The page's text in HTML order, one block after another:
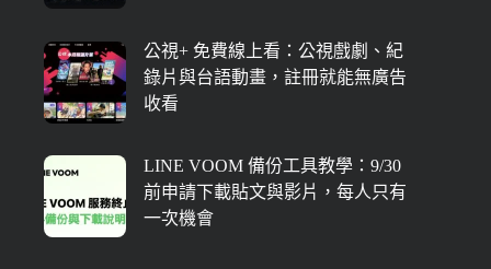
公視+ 免費線上看：公視戲劇、紀
錄片與台語動畫，註冊就能無廣告
收看
LINE VOOM 備份工具教學：9/30
前申請下載貼文與影片，每人只有
一次機會